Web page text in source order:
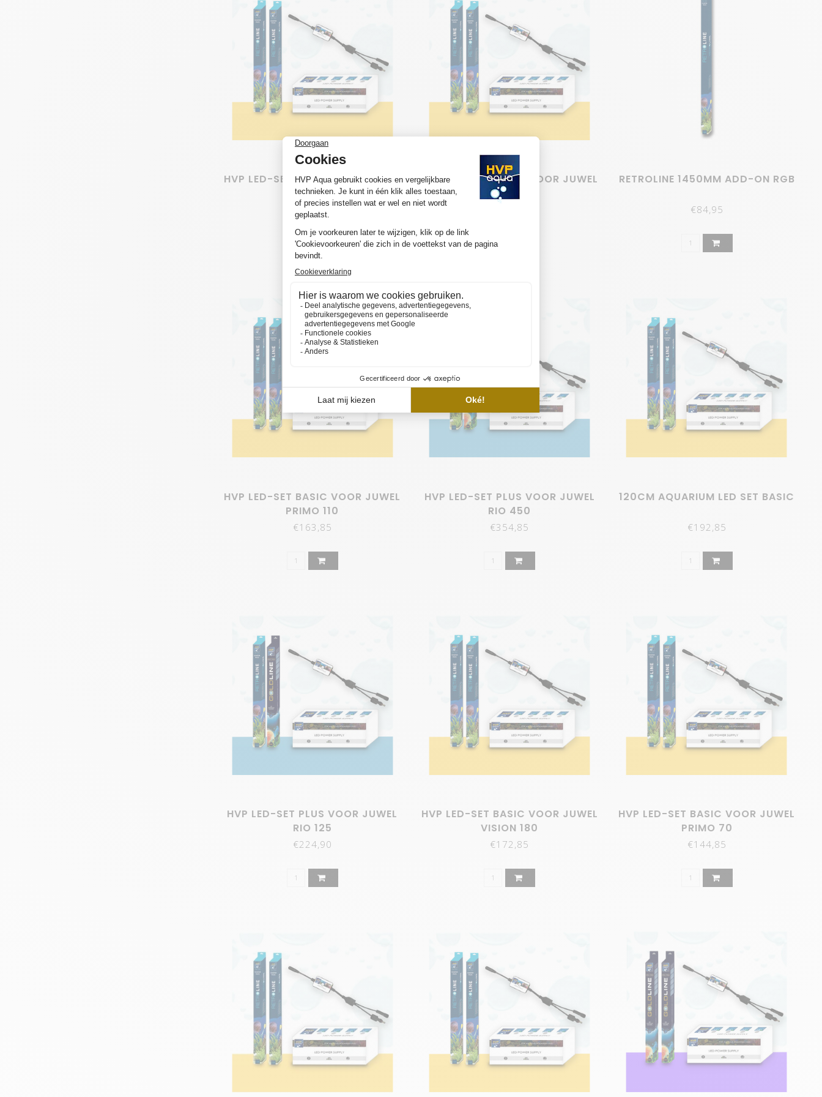
Als je hier niet te veel geld aan wilt uitgeven, kun je een blauwe LED-strip gebruiken. Met een timer kun je deze inschakelen voordat je TL-verlichting uitgaat.
Bij HVP AQUA hebben we niet alleen kwaliteitsproducten, maar bieden we ook de meest voordelige prijzen in Nederland en België voor plug-en-play aquarium-LED's.
Plug-en-play staat voor eenvoud. Als je geen tijd wilt besteden aan het instellen van een controller en je wilt gewoon mooie LED-verlichting en energiekosten besparen,
dan is plug-en-play aquarium-LED iets voor jou.
HVP AQUA biedt de Goldline lamp. Deze unieke lamp, die geen enkele andere aquarium-LED leverancier biedt, combineert twee soorten witte LED's en RGB LED's.
De witte LED's hebben twee verschillende kleurtemperaturen: 4000K en 7000K. 4000K geeft een mooie, natuurlijke gloed in het aquarium en bevordert de groei van
planten. 7000K is de kleur van daglicht en maakt het aquarium nog natuurlijker.
RGB staat voor Rood Groen Blauw. Deze drie kleuren vormen samen de kleur wit. Deze kleuren zijn ook aanwezig in daglicht, maar zijn onzichtbaar. Deze RGB-LED's zijn
uitermate geschikt voor de groei van planten en het simuleren van zonsopgang en -ondergang.
Als je wilt dimmen, heb je wel een controller nodig. Ook deze zijn te koop bij HVP AQUA. Denk bijvoorbeeld aan onze fantastische 5-kanaals controller.
De Goldline is gemaakt van zwart gepoedercoat aluminium en heeft twee gouden einddoppen. Deze doppen passen direct in een T5-armatuur. Met de meegeleverde T8-
adapterringen kan de Goldline ook eenvoudig in een T8-armatuur worden geplaatst. Kortom, als je op zoek bent naar eenvoud, de beste kwaliteit en een voordelige prijs,
dan is de Goldline het ideale plug-en-play aquarium-LED-systeem voor jou.
Eén van de belangrijkste voordelen van LED-verlichting is het indrukwekkende lichtrendement. Zonder grote uitgaven krijg je prachtige verlichting in je aquarium. Onze
aquarium LED-verlichting (RGB, warm wit of blauw) kun je je aquarium nog verder aankleden:
Warme witte LED's simuleren het zonlicht in aquaria.
Met blauwe LED's bootst je de koele diepten van de oceanen na.
De LED-verlichting voor rif aquaria van HVP AQUA ondersteunt de groei van je koraal. Elke LED-diode is ontworpen, vervaardigd en uitgevoerd met één specifiek doel: de
HVP AQUA is een bedrijf uit Nederland, gevestigd in Wormerveer (Noord-Holland). Het bedrijf is ontstaan en gegroeid uit een passie voor aquaria, en is nu een
Onze engineers zijn universitair opgeleid en stellen kwaliteit voorop. Hierdoor koop je altijd een uitstekende set aquarium LED-verlichting. Of het nu voor een 30-liter
aquarium of een 5000-liter aquarium is, met HVP AQUA haal je altijd topkwaliteit LED-verlichting in huis.
We bieden verschillende soorten zoetwater verlichting aan: SMD LED's in een aluminium strip en onze Goldline. Beide zijn 100% waterdicht en eenvoudig te installeren.
kan garanderen. Bovendien worden er geen giftige grondstoffen gebruikt, wat vaak wel het geval is bij Aziatische producten.
Dankzij de speciale verf zijn de achtergronden en (rots)modules kleurvast. De uitstekende kwaliteit van ARstone is uniek. De 3D achtergronden zijn aantrekkelijk geprijsd.
Ook de slimline achtergronden zijn zeer betaalbaar.
Welkom in de online aquariumwinkel van HVP AQUA. In onze webshop vind je alles wat je nodig hebt op het gebied van hoogwaardige aquarium LED-verlichting en
ARstone aquariumachtergronden. Onze lampen zijn zeer gebruiksvriendelijk en voldoen aan al je wensen.
HVP LED-SET BASIC VOOR JUWEL
RIO 180
€184,85
HVP LED-SET BASIC VOOR JUWEL
RIO 240
RETROLINE 1450MM ADD-ON RGB
€84,95
HVP LED-SET BASIC VOOR JUWEL
PRIMO 110
€163,85
HVP LED-SET PLUS VOOR JUWEL
RIO 450
€354,85
120CM AQUARIUM LED SET BASIC
€192,85
HVP LED-SET PLUS VOOR JUWEL
RIO 125
€224,90
HVP LED-SET BASIC VOOR JUWEL
VISION 180
€172,85
HVP LED-SET BASIC VOOR JUWEL
PRIMO 70
€144,85